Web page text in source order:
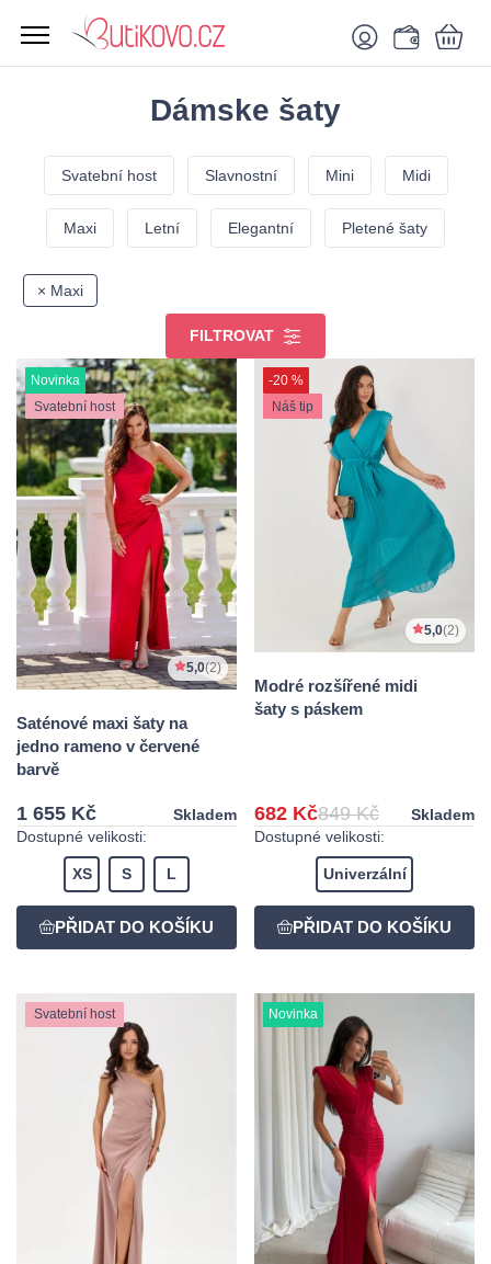
Dámske šaty
Svatební host Slavnostní Mini Midi
Maxi Letní Elegantní Pletené šaty
× Maxi
FILTROVAT
Novinka
Svatební host
5,0(2)
Saténové maxi šaty na
jedno rameno v červené
barvě
1 655 Kč
Skladem
Dostupné velikosti:
XS S L
-20 %
Náš tip
5,0(2)
Modré rozšířené midi
šaty s páskem
682 Kč849 Kč
Skladem
Dostupné velikosti:
Univerzální
Svatební host Novinka